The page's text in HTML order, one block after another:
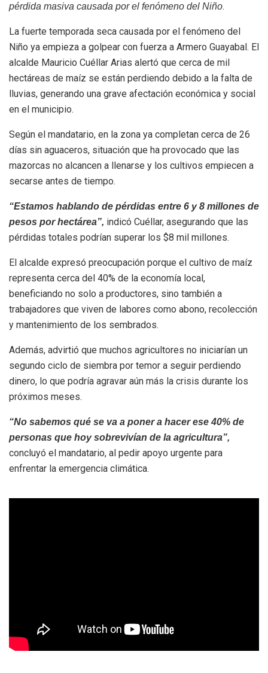
pérdida masiva causada por el fenómeno del Niño.
La fuerte temporada seca causada por el fenómeno del
Niño ya empieza a golpear con fuerza a Armero Guayabal. El
alcalde Mauricio Cuéllar Arias alertó que cerca de mil
hectáreas de maíz se están perdiendo debido a la falta de
lluvias, generando una grave afectación económica y social
en el municipio.
Según el mandatario, en la zona ya completan cerca de 26
días sin aguaceros, situación que ha provocado que las
mazorcas no alcancen a llenarse y los cultivos empiecen a
secarse antes de tiempo.
“Estamos hablando de pérdidas entre 6 y 8 millones de
pesos por hectárea”, indicó Cuéllar, asegurando que las
pérdidas totales podrían superar los $8 mil millones.
El alcalde expresó preocupación porque el cultivo de maíz
representa cerca del 40% de la economía local,
beneficiando no solo a productores, sino también a
trabajadores que viven de labores como abono, recolección
y mantenimiento de los sembrados.
Además, advirtió que muchos agricultores no iniciarían un
segundo ciclo de siembra por temor a seguir perdiendo
dinero, lo que podría agravar aún más la crisis durante los
próximos meses.
“No sabemos qué se va a poner a hacer ese 40% de
personas que hoy sobrevivían de la agricultura”,
concluyó el mandatario, al pedir apoyo urgente para
enfrentar la emergencia climática.